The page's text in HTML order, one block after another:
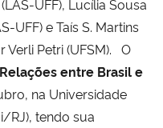
UFF), Lucília Sousa
UFF) e Taís S. Martins
Verli Petri (UFSM). O
entre Brasil e
na Universidade
RJ), tendo sua